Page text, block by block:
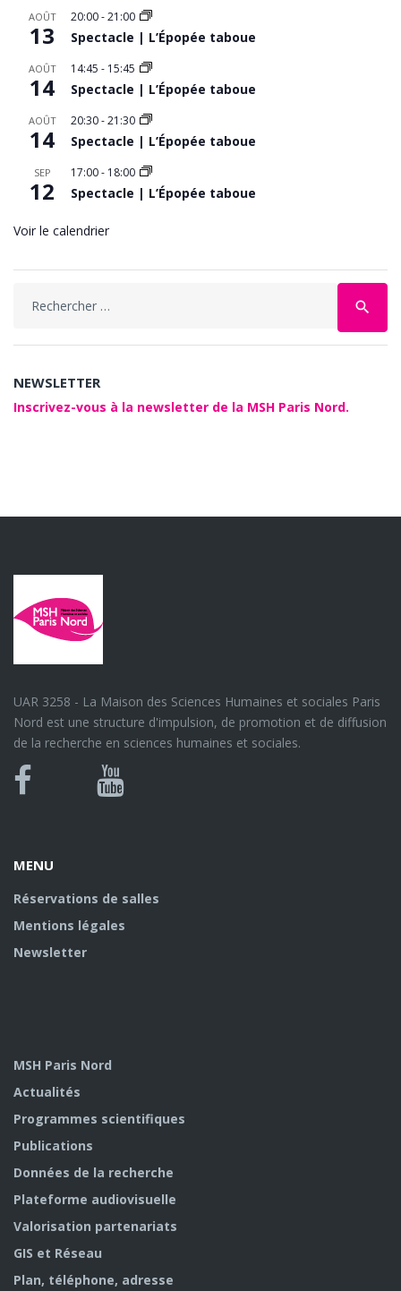
AOÛT
13
20:00-21:00
Spectacle | L’Épopée taboue
AOÛT
14
14:45 - 15:45
Spectacle | L’Épopée taboue
AOÛT
14
20:30-21:30
Spectacle | L’Épopée taboue
SEP
12
17:00- 18:00
Spectacle | L’Épopée taboue
Voir le calendrier
search
NEWSLETTER
Inscrivez-vous à la newsletter de la MSH Paris Nord.
UAR 3258 - La Maison des Sciences Humaines et sociales Paris
Nord est une structure d'impulsion, de promotion et de diffusion
de la recherche en sciences humaines et sociales.
Bluesky
Canal
MENU
Réservations de salles
Mentions légales
Newsletter
MSH Paris Nord
Actualités
Programmes scientifiques
Publications
Données de la recherche
Plateforme audiovisuelle
Valorisation partenariats
GIS et Réseau
Plan, téléphone, adresse